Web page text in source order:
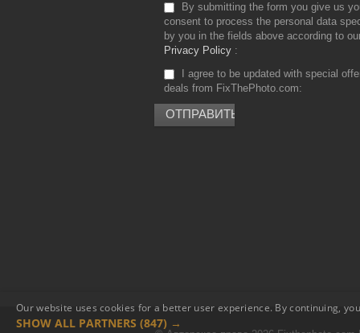
By submitting the form you give us
consent to process the personal data
by you in the fields above according to
Privacy Policy
I agree to be updated with special
deals from FixThePhoto.com
Our website uses cookies for a better user experience. By continuing,
SHOW ALL PARTNERS (847) →